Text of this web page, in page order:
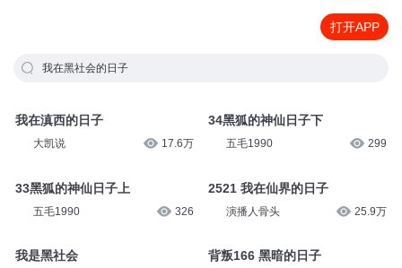
打开APP
我在黑社会的日子
我在滇西的日子
大凯说 17.6万
33黑狐的神仙日子上
五毛1990 326
我是黑社会
34黑狐的神仙日子下
五毛1990 299
2521 我在仙界的日子
演播人骨头 25.9万
背叛166 黑暗的日子